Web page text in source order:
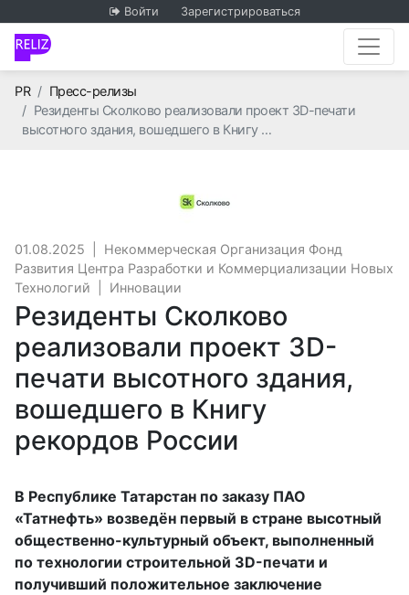
Войти Зарегистрироваться
PRГлавная
Пресс-релизы
Резиденты Сколково реализовали проект 3D-печати
высотного здания, вошедшего в Книгу …
01.08.2025
Некоммерческая Организация Фонд
Развития Центра Разработки и Коммерциализации Новых
Технологий
Инновации
Резиденты Сколково
реализовали проект 3D-
печати высотного здания,
вошедшего в Книгу
рекордов России
В Республике Татарстан по заказу ПАО
«Татнефть» возведён первый в стране высотный
общественно-культурный объект, выполненный
по технологии строительной 3D-печати и
получивший положительное заключение